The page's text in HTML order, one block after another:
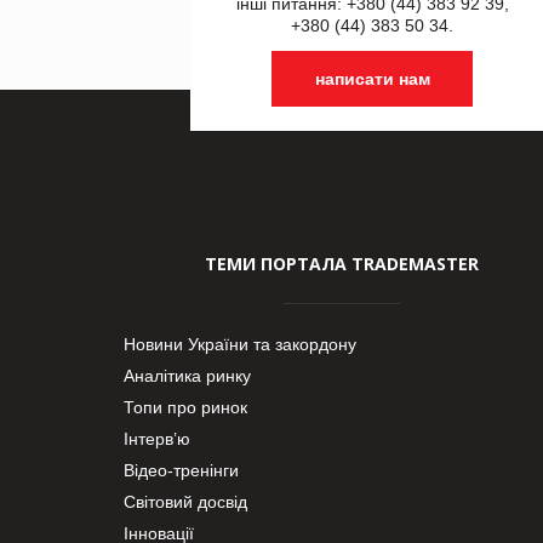
+380 (44) 383 50 34.
написати нам
ТЕМИ ПОРТАЛА TRADEMASTER
Новини України та закордону
Аналітика ринку
Топи про ринок
Інтерв’ю
Відео-тренінги
Світовий досвід
Інновації